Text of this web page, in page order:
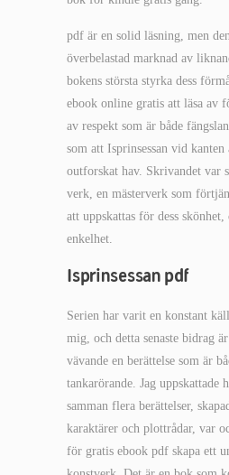
pdf är en solid läsning, men
överbelastad marknad av
bokens största styrka dess
ebook online gratis att läsa av
av respekt som är både
som att Isprinsessan vid kanten
outforskat hav. Skrivandet var
verk, en mästerverk som
att uppskattas för dess skönhet,
enkelhet.
Isprinsessan pdf
Serien har varit en konstant
mig, och detta senaste bidrag
vävande en berättelse som är
tankarörande. Jag uppskattade
samman flera berättelser,
karaktärer och plottrådar, var
för gratis ebook pdf skapa ett